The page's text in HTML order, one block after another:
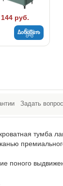
руб.
Добавить
Задать вопрос
тумба
поного